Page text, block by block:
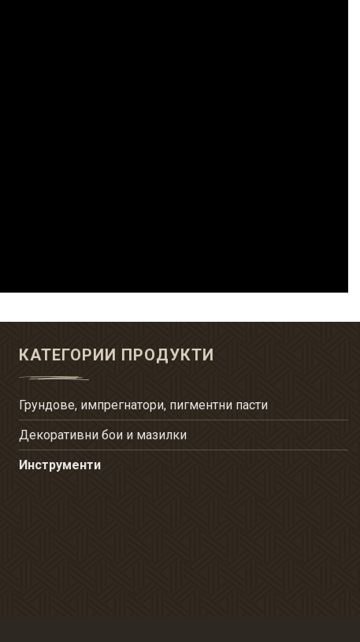
КАТЕГОРИИ ПРОДУКТИ
Грундове, импрегнатори, пигментни пасти
Декоративни бои и мазилки
Инструменти